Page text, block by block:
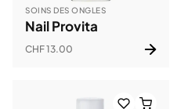
SOINS DES ONGLES
Nail Provita
CHF 13.00